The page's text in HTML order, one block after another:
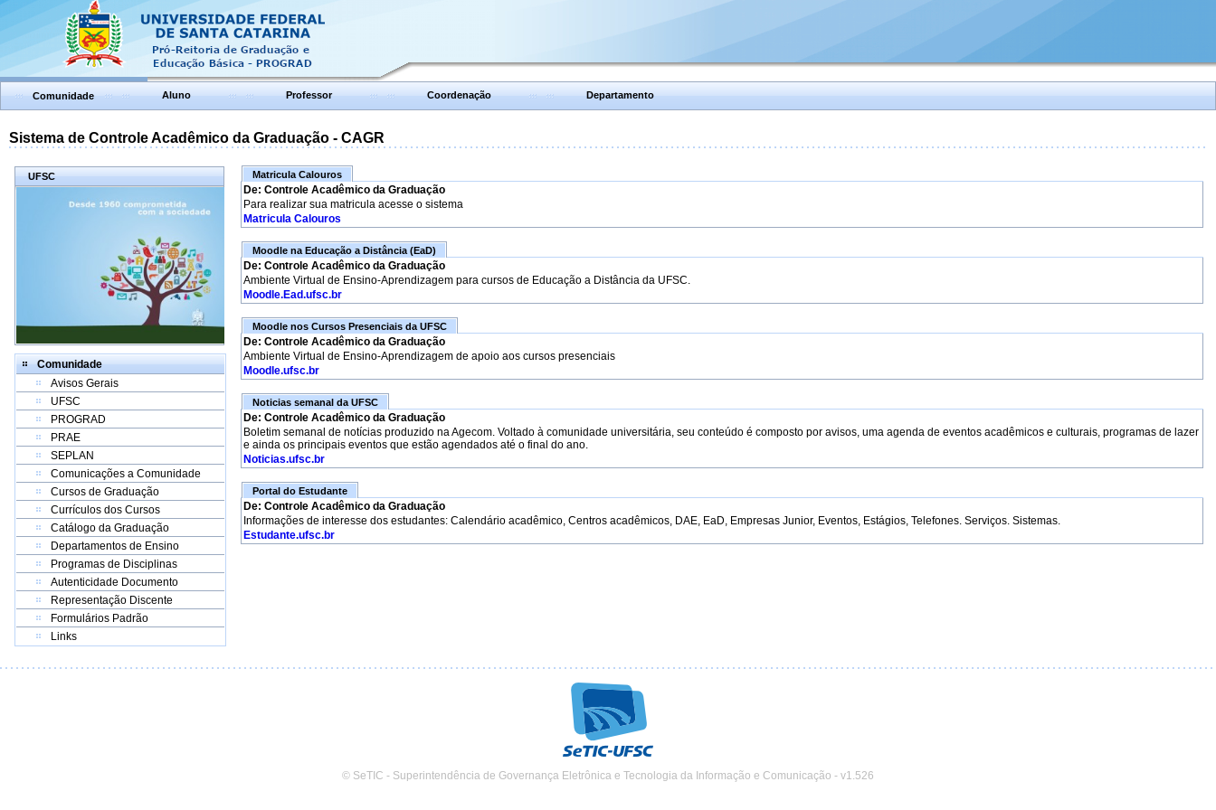
Comunidade Aluno Professor Coordenação Departamento
Sistema de Controle Acadêmico da Graduação - CAGR
UFSC
Comunidade
Avisos Gerais
UFSC
PROGRAD
PRAE
SEPLAN
Comunicações a Comunidade
Cursos de Graduação
Currículos dos Cursos
Catálogo da Graduação
Departamentos de Ensino
Programas de Disciplinas
Autenticidade Documento
Representação Discente
Formulários Padrão
Links
Matricula Calouros
De: Controle Acadêmico da Graduação
Para realizar sua matricula acesse o sistema
Matricula Calouros
Moodle na Educação a Distância (EaD)
De: Controle Acadêmico da Graduação
Ambiente Virtual de Ensino-Aprendizagem para cursos de Educação a Distância da UFSC.
Moodle.Ead.ufsc.br
Moodle nos Cursos Presenciais da UFSC
De: Controle Acadêmico da Graduação
Ambiente Virtual de Ensino-Aprendizagem de apoio aos cursos presenciais
Moodle.ufsc.br
Noticias semanal da UFSC
De: Controle Acadêmico da Graduação
Boletim semanal de notícias produzido na Agecom. Voltado à comunidade universitária, seu conteúdo é composto por avisos, uma agenda de eventos acadêmicos e culturais, programas de lazer
e ainda os principais eventos que estão agendados até o final do ano.
Noticias.ufsc.br
Portal do Estudante
De: Controle Acadêmico da Graduação
Informações de interesse dos estudantes: Calendário acadêmico, Centros acadêmicos, DAE, EaD, Empresas Junior, Eventos, Estágios, Telefones. Serviços. Sistemas.
Estudante.ufsc.br
© SeTIC - Superintendência de Governança Eletrônica e Tecnologia da Informação e Comunicação - v1.526